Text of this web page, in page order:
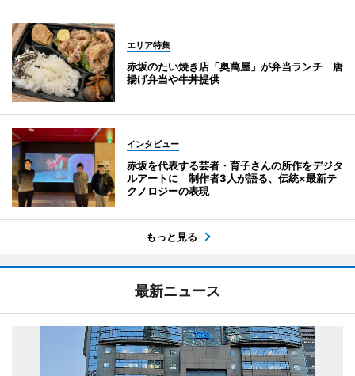
エリア特集
赤坂のたい焼き店「奥萬屋」が弁当ランチ 唐
揚げ弁当や牛丼提供
インタビュー
赤坂を代表する芸者・育子さんの所作をデジタ
ルアートに 制作者3人が語る、伝統×最新テ
クノロジーの表現
もっと見る
最新ニュース